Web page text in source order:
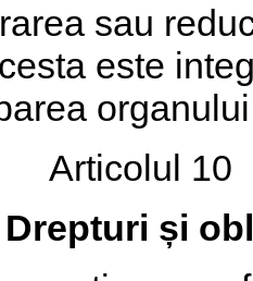
sau
este
Articolul 10
Drepturi și